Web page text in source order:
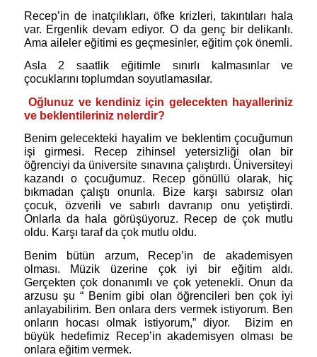
Recep’in de inatçılıkları, öfke krizleri, takıntıları hala
var. Ergenlik devam ediyor. O da genç bir delikanlı.
Ama aileler eğitimi es geçmesinler, eğitim çok önemli.
Asla 2 saatlik eğitimle sınırlı kalmasınlar ve
çocuklarını toplumdan soyutlamasılar.
Oğlunuz ve kendiniz için gelecekten hayalleriniz
ve beklentileriniz nelerdir?
Benim gelecekteki hayalim ve beklentim çocuğumun
işi girmesi. Recep zihinsel yetersizliği olan bir
öğrenciyi da üniversite sınavına çalıştırdı. Üniversiteyi
kazandı o çocuğumuz. Recep gönüllü olarak, hiç
bıkmadan çalıştı onunla. Bize karşı sabırsız olan
çocuk, özverili ve sabırlı davranıp onu yetiştirdi.
Onlarla da hala görüşüyoruz. Recep de çok mutlu
oldu. Karşı taraf da çok mutlu oldu.
Benim bütün arzum, Recep’in de akademisyen
olması. Müzik üzerine çok iyi bir eğitim aldı.
Gerçekten çok donanımlı ve çok yetenekli. Onun da
arzusu şu “ Benim gibi olan öğrencileri ben çok iyi
anlayabilirim. Ben onlara ders vermek istiyorum. Ben
onların hocası olmak istiyorum,” diyor.
Bizim en
büyük hedefimiz Recep’in akademisyen olması be
onlara eğitim vermek.